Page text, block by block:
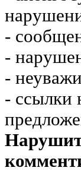
-
-
-
- ссылки